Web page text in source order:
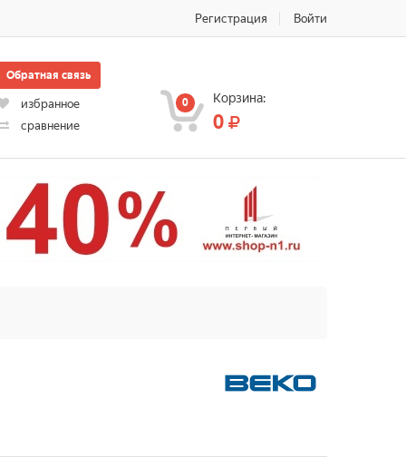
Регистрация Войти
Обратная связь
избранное
сравнение
0 Корзина:
0